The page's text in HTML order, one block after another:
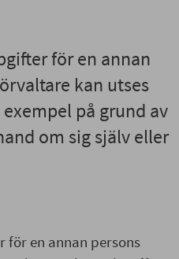
för en annan
kan utses
på grund av
om sig själv eller
för en annan persons